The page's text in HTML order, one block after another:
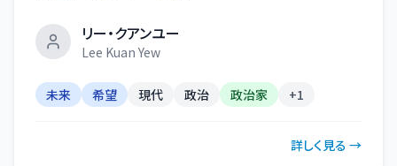
リー・クアンユー
Lee Kuan Yew
未来 希望 現代 政治 政治家 +1
詳しく見る →